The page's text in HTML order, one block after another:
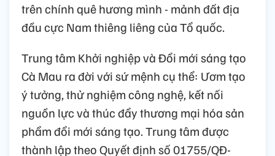
trên chính quê hương mình - mảnh đất địa
đầu cực Nam thiêng liêng của Tổ quốc.
Trung tâm Khởi nghiệp và Đổi mới sáng tạo
Cà Mau ra đời với sứ mệnh cụ thể: Ươm tạo
ý tưởng, thử nghiệm công nghệ, kết nối
nguồn lực và thúc đẩy thương mại hóa sản
phẩm đổi mới sáng tạo. Trung tâm được
thành lập theo Quyết định số 01755/QĐ-